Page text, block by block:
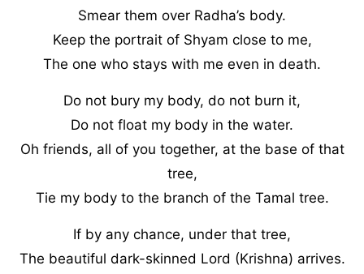
Smear them over Radha’s body.
Keep the portrait of Shyam close to me,
The one who stays with me even in death.
Do not bury my body, do not burn it,
Do not float my body in the water.
Oh friends, all of you together, at the base of that
tree,
Tie my body to the branch of the Tamal tree.
If by any chance, under that tree,
The beautiful dark-skinned Lord (Krishna) arrives.